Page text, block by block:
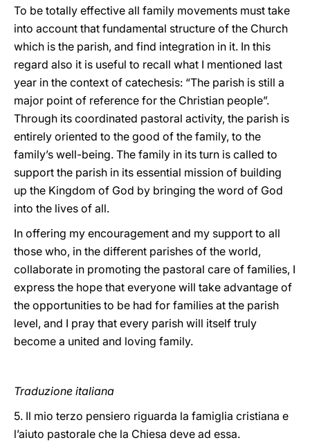
To be totally effective all family movements must take
into account that fundamental structure of the Church
which is the parish, and find integration in it. In this
regard also it is useful to recall what I mentioned last
year in the context of catechesis: “The parish is still a
major point of reference for the Christian people”.
Through its coordinated pastoral activity, the parish is
entirely oriented to the good of the family, to the
family’s well-being. The family in its turn is called to
support the parish in its essential mission of building
up the Kingdom of God by bringing the word of God
into the lives of all.
In offering my encouragement and my support to all
those who, in the different parishes of the world,
collaborate in promoting the pastoral care of families, I
express the hope that everyone will take advantage of
the opportunities to be had for families at the parish
level, and I pray that every parish will itself truly
become a united and loving family.
Traduzione italiana
5. Il mio terzo pensiero riguarda la famiglia cristiana e
l’aiuto pastorale che la Chiesa deve ad essa.